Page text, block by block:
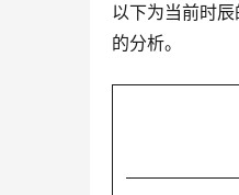
以下为当前时
的分析。